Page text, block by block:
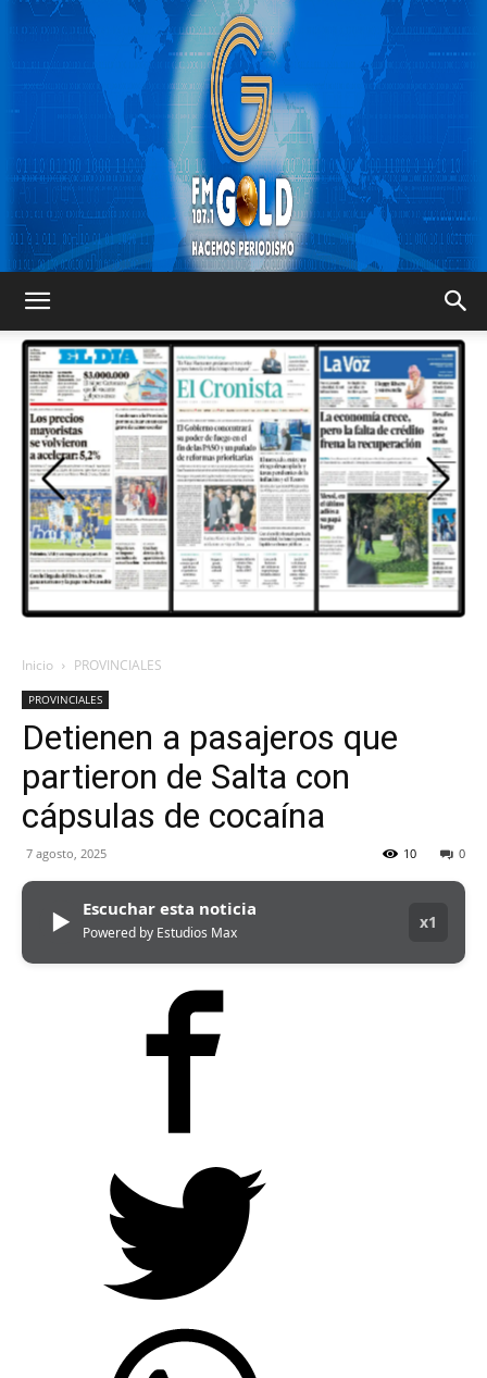
GOLD
ORAN
107.1
Inicio PROVINCIALES
PROVINCIALES
Detienen a pasajeros que
partieron de Salta con
cápsulas de cocaína
7 agosto, 2025 0
10
▶ Escuchar esta noticia
Powered by Estudios Max
x1